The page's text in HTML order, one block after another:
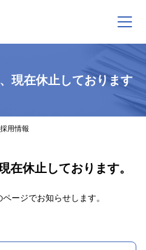
現在休止しております
採用情報
在休止しております。
ージでお知らせします。